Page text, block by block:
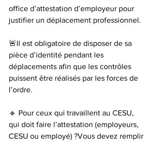
office d’attestation d’employeur pour
justifier un déplacement professionnel.
🚨Il est obligatoire de disposer de sa
pièce d’identité pendant les
déplacements afin que les contrôles
puissent être réalisés par les forces de
l’ordre.
🔹 Pour ceux qui travaillent au CESU,
qui doit faire l’attestation (employeurs,
CESU ou employé) ?Vous devez remplir